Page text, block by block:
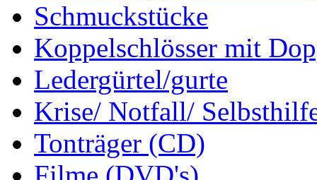
Schmuckstücke
Koppelschlösser mit
Ledergürtel/gurte
Krise/ Notfall/
Tonträger (CD)